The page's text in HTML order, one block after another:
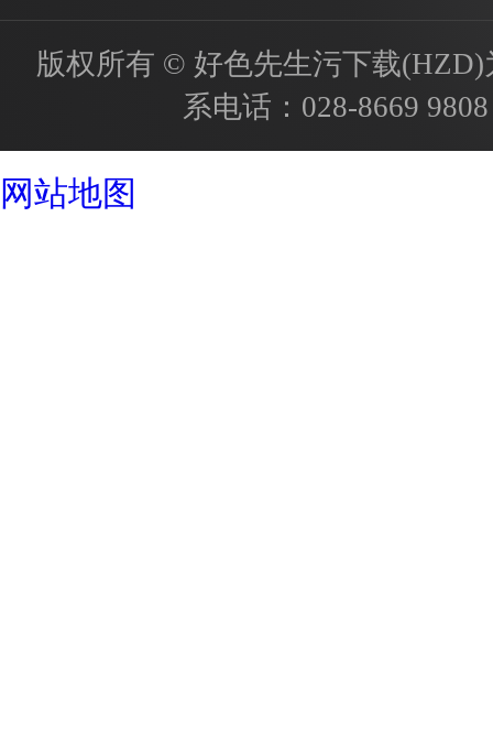
版权所有 © 好色先生污下载
系电话： 028-8669 9808
网站地图